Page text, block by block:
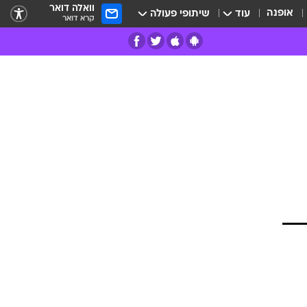
אופנה עוד שיתופי פעולה וואלה דואר
קרא דואר